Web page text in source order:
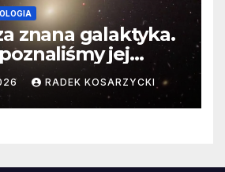
znana galaktyka.
jej
wymiaryRADEK KOSARZYCKI